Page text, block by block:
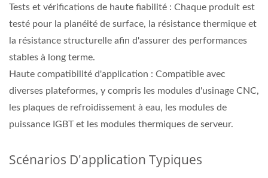
Tests et vérifications de haute fiabilité : Chaque produit est
testé pour la planéité de surface, la résistance thermique et
la résistance structurelle afin d'assurer des performances
stables à long terme.
Haute compatibilité d'application : Compatible avec
diverses plateformes, y compris les modules d'usinage CNC,
les plaques de refroidissement à eau, les modules de
puissance IGBT et les modules thermiques de serveur.
Scénarios D'application Typiques